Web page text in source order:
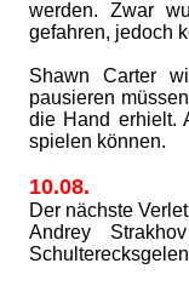
werden. Zwar
gefahren, jedoch
Shawn Carter
pausieren
die Hand erhielt.
spielen können.
10.08.
Der nächste
Andrey